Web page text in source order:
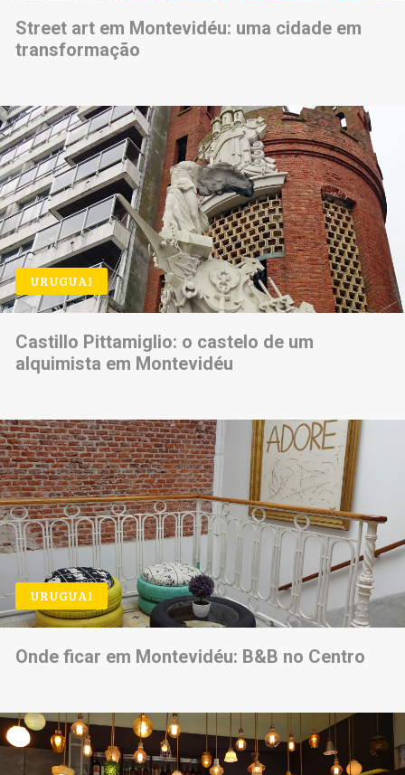
Street art em Montevidéu: uma cidade em
transformação
URUGUAI
Castillo Pittamiglio: o castelo de um
alquimista em Montevidéu
URUGUAI
Onde ficar em Montevidéu: B&B no Centro